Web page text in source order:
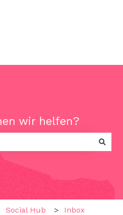
für Übersetzungen anzeigen
wir helfen?
da das Suchfeld leer ist.
Social Hub Inbox